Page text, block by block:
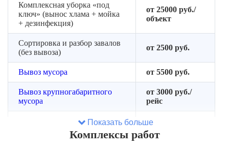
Комплексная уборка «под
ключ» (вынос хлама + мойка
+ дезинфекция)
от 25000 руб./
объект
Сортировка и разбор завалов
(без вывоза)
от 2500 руб.
Вывоз мусора от 5500 руб.
Вывоз крупногабаритного
мусора
от 3000 руб./
рейс
Демонтаж мебели и старых
от 180 руб./м²
Показать больше
Комплексы работ